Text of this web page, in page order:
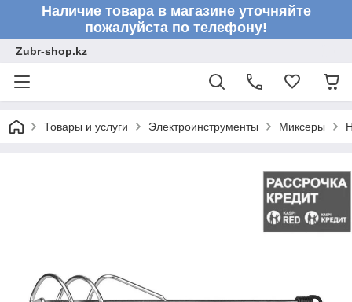
Наличие товара в магазине уточняйте
пожалуйста по телефону!
Zubr-shop.kz
Товары и услуги Электроинструменты Миксеры